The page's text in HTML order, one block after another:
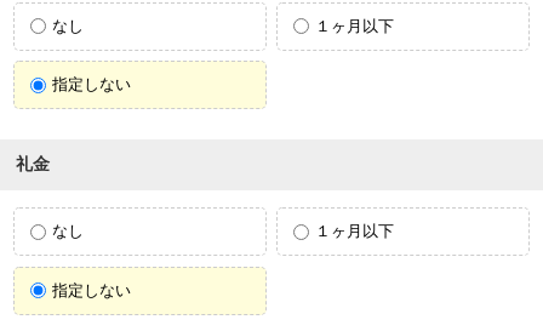
なし １ヶ月以下
指定しない
礼金
なし １ヶ月以下
指定しない